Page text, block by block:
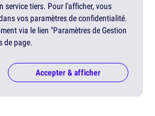
service tiers. Pour l'afficher, vous
vos paramètres de confidentialité.
via le lien "Paramètres de Gestion
de page.
Accepter & afficher